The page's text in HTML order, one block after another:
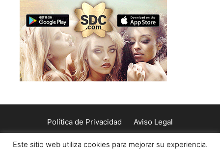
Política de Privacidad
Aviso Legal
Este sitio web utiliza cookies para mejorar su experiencia.